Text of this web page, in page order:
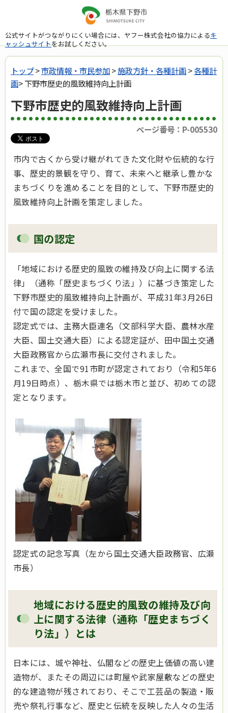
公式サイトがつながりにくい場合には、ヤフー株式会社の協力によるキ
ャッシュサイトをお試しください。
トップ>市政情報・市民参加>施政方針・各種計画>各種計
画> 下野市歴史的風致維持向上計画
下野市歴史的風致維持向上計画
ページ番号：P-005530
市内で古くから受け継がれてきた文化財や伝統的な行
事、歴史的景観を守り、育て、未来へと継承し豊かな
まちづくりを進めることを目的として、下野市歴史的
風致維持向上計画を策定しました。
国の認定
「地域における歴史的風致の維持及び向上に関する法
律」（通称「歴史まちづくり法」）に基づき策定した
下野市歴史的風致維持向上計画が、平成31年3月26日
付で国の認定を受けました。
認定式では、主務大臣連名（文部科学大臣、農林水産
大臣、国土交通大臣）による認定証が、田中国土交通
大臣政務官から広瀬市長に交付されました。
これまで、全国で91市町が認定されており（令和5年6
月19日時点）、栃木県では栃木市と並び、初めての認
定となります。
認定式の記念写真（左から国土交通大臣政務官、広瀬
市長）
地域における歴史的風致の維持及び向
上に関する法律（通称「歴史まちづく
り法」）とは
日本には、城や神社、仏閣などの歴史上価値の高い建
造物が、またその周辺には町屋や武家屋敷などの歴史
的な建造物が残されており、そこで工芸品の製造・販
売や祭礼行事など、歴史と伝統を反映した人々の生活